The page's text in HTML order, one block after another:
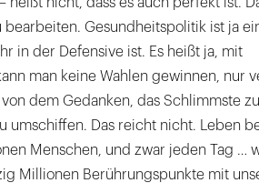
bearbeiten. Gesundheitspolitik ist ja
in der Defensive ist. Es heißt ja, mit
man keine Wahlen gewinnen, nur
dem Gedanken, das Schlimmste
umschiffen. Das reicht nicht. Leben
Menschen, und zwar jeden Tag …
Millionen Berührungspunkte mit